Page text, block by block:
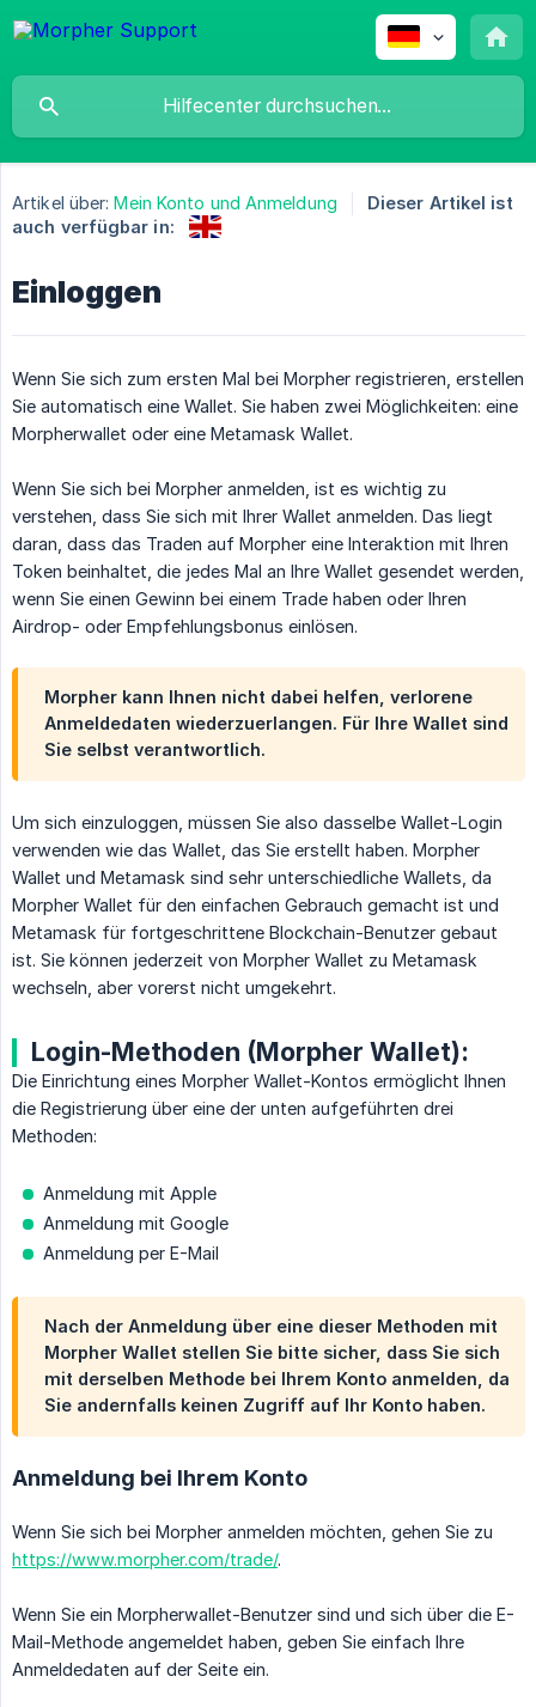
Artikel über: Mein Konto und Anmeldung
Dieser Artikel ist
auch verfügbar in:
Einloggen
Wenn Sie sich zum ersten Mal bei Morpher registrieren, erstellen
Sie automatisch eine Wallet. Sie haben zwei Möglichkeiten: eine
Morpherwallet oder eine Metamask Wallet.
Wenn Sie sich bei Morpher anmelden, ist es wichtig zu
verstehen, dass Sie sich mit Ihrer Wallet anmelden. Das liegt
daran, dass das Traden auf Morpher eine Interaktion mit Ihren
Token beinhaltet, die jedes Mal an Ihre Wallet gesendet werden,
wenn Sie einen Gewinn bei einem Trade haben oder Ihren
Airdrop- oder Empfehlungsbonus einlösen.
Morpher kann Ihnen nicht dabei helfen, verlorene
Anmeldedaten wiederzuerlangen. Für Ihre Wallet sind
Sie selbst verantwortlich.
Um sich einzuloggen, müssen Sie also dasselbe Wallet-Login
verwenden wie das Wallet, das Sie erstellt haben. Morpher
Wallet und Metamask sind sehr unterschiedliche Wallets, da
Morpher Wallet für den einfachen Gebrauch gemacht ist und
Metamask für fortgeschrittene Blockchain-Benutzer gebaut
ist. Sie können jederzeit von Morpher Wallet zu Metamask
wechseln, aber vorerst nicht umgekehrt.
Login-Methoden (Morpher Wallet):
Die Einrichtung eines Morpher Wallet-Kontos ermöglicht Ihnen
die Registrierung über eine der unten aufgeführten drei
Methoden:
Anmeldung mit Apple
Anmeldung mit Google
Anmeldung per E-Mail
Nach der Anmeldung über eine dieser Methoden mit
Morpher Wallet stellen Sie bitte sicher, dass Sie sich
mit derselben Methode bei Ihrem Konto anmelden, da
Sie andernfalls keinen Zugriff auf Ihr Konto haben.
Anmeldung bei Ihrem Konto
Wenn Sie sich bei Morpher anmelden möchten, gehen Sie zu
https://www.morpher.com/trade/.
Wenn Sie ein Morpherwallet-Benutzer sind und sich über die E-
Mail-Methode angemeldet haben, geben Sie einfach Ihre
Anmeldedaten auf der Seite ein.